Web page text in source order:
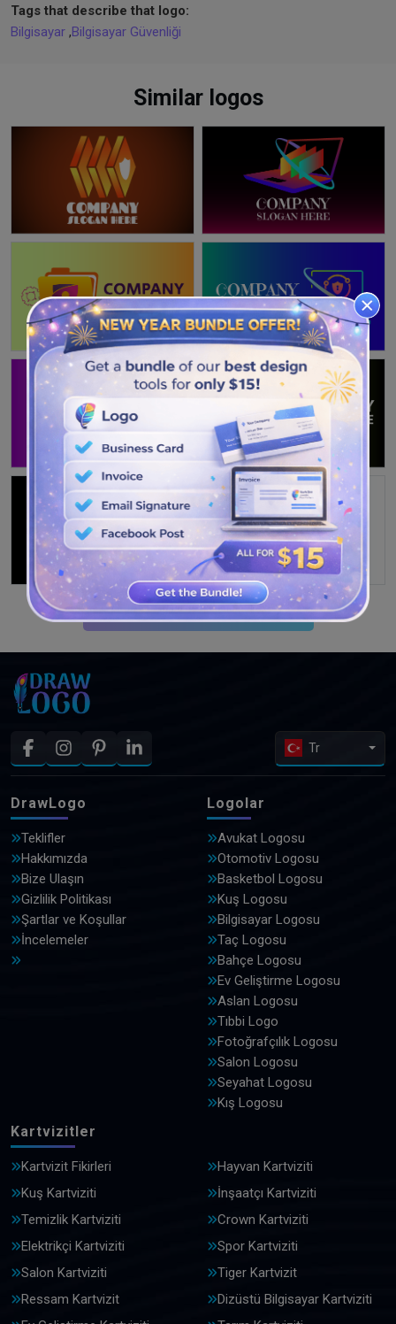
Tags that describe that logo:
Bilgisayar ,Bilgisayar Güvenliği
Similar logos
DAHA FAZLA TASARIM GÖRÜN
Tr
DrawLogo
Teklifler
Hakkımızda
Bize Ulaşın
Gizlilik Politikası
Şartlar ve Koşullar
İncelemeler
Logolar
Avukat Logosu
Otomotiv Logosu
Basketbol Logosu
Kuş Logosu
Bilgisayar Logosu
Taç Logosu
Bahçe Logosu
Ev Geliştirme Logosu
Aslan Logosu
Tıbbi Logo
Fotoğrafçılık Logosu
Salon Logosu
Seyahat Logosu
Kış Logosu
Kartvizitler
Kartvizit Fikirleri
Hayvan Kartviziti
Kuş Kartviziti
İnşaatçı Kartviziti
Temizlik Kartviziti
Crown Kartviziti
Elektrikçi Kartviziti
Spor Kartviziti
Salon Kartviziti
Tiger Kartvizit
Ressam Kartvizit
Dizüstü Bilgisayar Kartviziti